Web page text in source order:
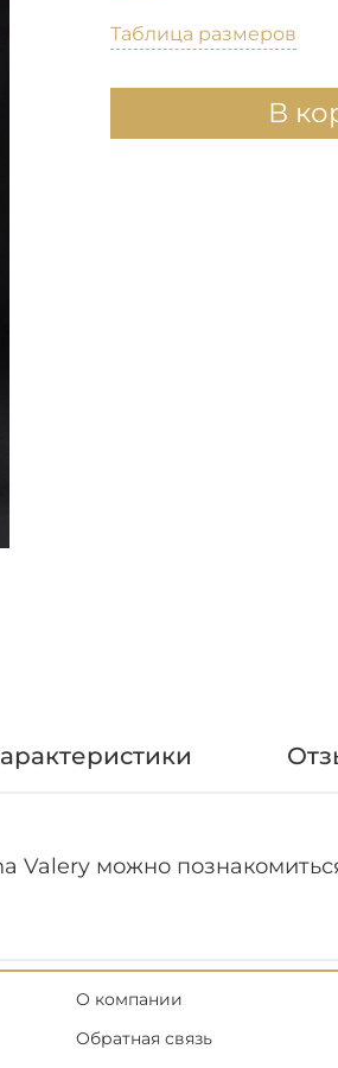
Таблица размеров
В
Valery можно
О компании
Обратная связь